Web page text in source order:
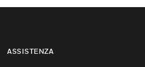
ASSISTENZA